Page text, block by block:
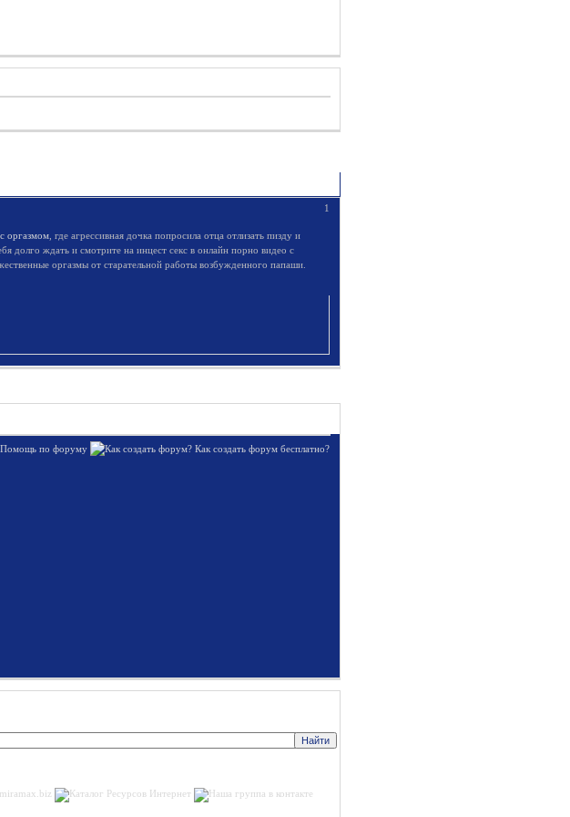
1
оргазмом , где агрессивная дочка попросила отца отлизать пизду и
долго ждать и смотрите на инцест секс в онлайн порно видео с
оргазмы от старательной работы возбужденного папаши.
Помощь по форуму